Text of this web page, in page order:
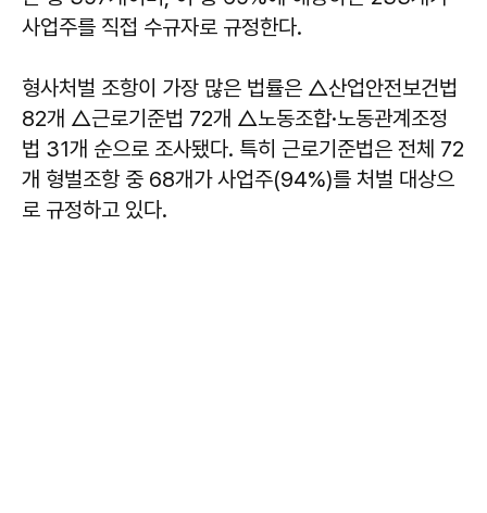
사업주를 직접 수규자로 규정한다.
형사처벌 조항이 가장 많은 법률은 △산업안전보건법
82개 △근로기준법 72개 △노동조합·노동관계조정
법 31개 순으로 조사됐다. 특히 근로기준법은 전체 72
개 형벌조항 중 68개가 사업주(94%)를 처벌 대상으
로 규정하고 있다.